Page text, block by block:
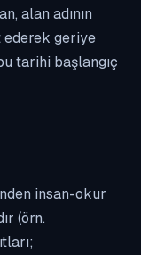
alan adının
ederek geriye
tarihi başlangıç
insan-okur
(örn.